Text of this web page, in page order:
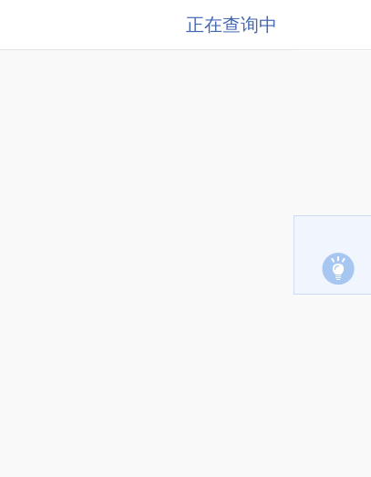
正在查询中